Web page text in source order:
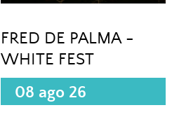
FRED DE PALMA -
WHITE FEST
08 ago 26